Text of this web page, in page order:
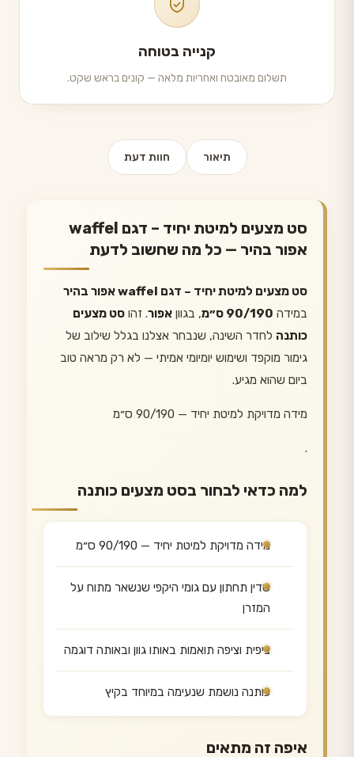
קנייה בטוחה
תשלום מאובטח ואחריות מלאה — קונים בראש שקט.
תיאור חוות דעת
סט מצעים למיטת יחיד – דגם waffel
אפור בהיר — כל מה שחשוב לדעת
סט מצעים למיטת יחיד – דגם waffel אפור בהיר
במידה 90/190 ס״מ , בגוון אפור. זהו סט מצעים
כותנה לחדר השינה, שנבחר אצלנו בגלל שילוב של
גימור מוקפד ושימוש יומיומי אמיתי — לא רק מראה טוב
ביום שהוא מגיע.
מידה מדויקת למיטת יחיד — 90/190 ס״מ
.
למה כדאי לבחור בסט מצעים כותנה
מידה מדויקת למיטת יחיד — 90/190 ס״מ
סדין תחתון עם גומי היקפי שנשאר מתוח על
המזרן
ציפית וציפה תואמות באותו גוון ובאותה דוגמה
כותנה נושמת שנעימה במיוחד בקיץ
איפה זה מתאים